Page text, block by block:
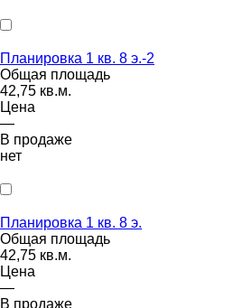
Планировка 1 кв. 8 э.-2
Общая площадь
42,75 кв.м.
Цена
—
В продаже
нет
Планировка 1 кв. 8 э.
Общая площадь
42,75 кв.м.
Цена
—
В продаже